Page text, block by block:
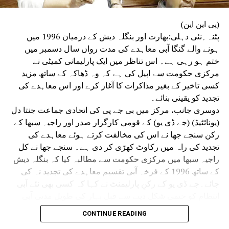
کامیاب ریسرچ وہی ہے جو موجودہ علمی مباحث، سماجی
پروگرام کی نظامت اور شکریے کے الفاظ ڈاکٹر روچیتا سجائے نے
ادا کیا۔اس موقع پر اساتذہ کے علاوہ سبھی شعبہ جات کے
ریسرچ اسکالرس موجود رہے اور ان ریسرچ اسکالرس
نےپروفیسر دنیش کمار سے بہت سے سولات بھی کئے جس
کاانھوں نے تشفی بخش جوابات دیا۔
RELATED TOPICS:
ESEARCH COORDINATOR PROF. CHANDANA DEY
ICE CHANCELLOR OF THE UNIVERSITY
KHWAJA MOINUDDIN CHISHTI LANGUAGE UNIVERSITY
LUCKNOW NEWS
VICE-CHANCELLOR PROF. AJAY TANEJA
UP
عبداللہ اعظم کو جھٹکا،2پاسپورٹ معاملےمیں 7سال کی
پروفیسر نعیمہ خاتون نے جے این میڈیکل کالج میں ڈی بی
ٹی–نِدان کیندر کا کیاافتتاح
(پی این این)
پٹنہ؍نئی دہلی:بھارت اور بنگلہ دیش کے درمیان 1996 میں
ہونے والے گنگا آبی معاہدے کی مدت رواں سال دسمبر میں
ختم ہو رہی ہے۔ اس تناظر میں ایک پارلیمانی کمیٹی نے
مرکزی حکومت سے اپیل کی ہے کہ وہ ڈھاکہ کے ساتھ مزید
کسی تاخیر کے بغیر مذاکرات کا آغاز کرے اور اس معاہدے کی
تجدید کو یقینی بنائے۔
دوسری جانب، مرکز میں بی جے پی کی اتحادی جماعت جنتا دل
(یونائٹیڈ) (جے ڈی یو) کے قومی کارگزار صدر اور راجیہ سبھا کے
رکن سنجے جھا نے اس کی مخالفت کرتے ہوئے معاہدے کی
تجدید کی راہ میں رکاوٹ کھڑی کر دی ہے۔ سنجے جھا نے کل
راجیہ سبھا میں مرکزی حکومت سے مطالبہ کیا کہ بنگلہ دیش
کے ساتھ 1996 کے فرخہ آبی تقسیم معاہدے کی تجدید نہ کی
سلامتی اور ترقیاتی ضروریات کا سنجیدگی سے جائزہ لیا جانا
چاہیے۔ راجیہ سبھا میں خصوصی تذکرے کے ذریعے یہ معاملہ
CONTINUE READING